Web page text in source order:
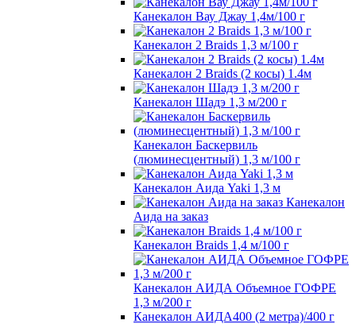
Канекалон Вау Джау 1,4м/100 г
Канекалон 2 Braids 1,3 м/100 г
Канекалон 2 Braids (2 косы) 1.4м
Канекалон Шадэ 1,3 м/200 г
Канекалон Баскервиль
(люминесцентный) 1,3 м/100 г
Канекалон Аида Yaki 1,3 м
Канекалон
Аида на заказ
Канекалон Braids 1,4 м/100 г
Канекалон АИДА Объемное ГОФРЕ
1,3 м/200 г
Канекалон АИДА400 (2 метра)/400 г